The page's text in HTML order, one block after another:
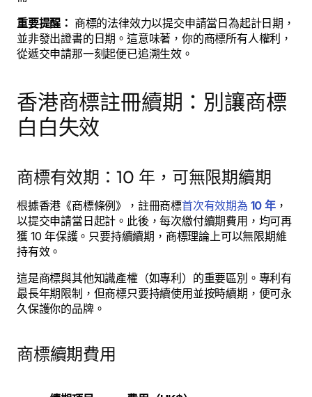
重要提醒： 商標的法律效力以提交申請當日為起計日期，
並非發出證書的日期。這意味著，你的商標所有人權利，
從遞交申請那一刻起便已追溯生效。
香港商標註冊續期：別讓商標
白白失效
商標有效期：10 年，可無限期續期
根據香港《商標條例》，註冊商標首次有效期為 10 年，
以提交申請當日起計。此後，每次繳付續期費用，均可再
獲 10 年保護。只要持續續期，商標理論上可以無限期維
持有效。
這是商標與其他知識產權（如專利）的重要區別。專利有
最長年期限制，但商標只要持續使用並按時續期，便可永
久保護你的品牌。
商標續期費用